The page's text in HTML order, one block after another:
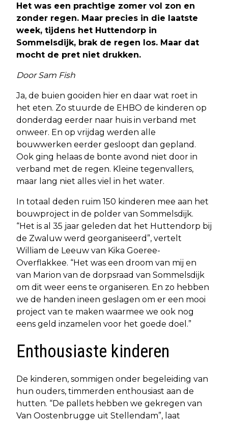
Het was een prachtige zomer vol zon en
zonder regen. Maar precies in die laatste
week, tijdens het Huttendorp in
Sommelsdijk, brak de regen los. Maar dat
mocht de pret niet drukken.
Door Sam Fish
Ja, de buien gooiden hier en daar wat roet in
het eten. Zo stuurde de EHBO de kinderen op
donderdag eerder naar huis in verband met
onweer. En op vrijdag werden alle
bouwwerken eerder gesloopt dan gepland.
Ook ging helaas de bonte avond niet door in
verband met de regen. Kleine tegenvallers,
maar lang niet alles viel in het water.
In totaal deden ruim 150 kinderen mee aan het
bouwproject in de polder van Sommelsdijk.
“Het is al 35 jaar geleden dat het Huttendorp bij
de Zwaluw werd georganiseerd”, vertelt
William de Leeuw van Kika Goeree-
Overflakkee. “Het was een droom van mij en
van Marion van de dorpsraad van Sommelsdijk
om dit weer eens te organiseren. En zo hebben
we de handen ineen geslagen om er een mooi
project van te maken waarmee we ook nog
eens geld inzamelen voor het goede doel.”
Enthousiaste kinderen
De kinderen, sommigen onder begeleiding van
hun ouders, timmerden enthousiast aan de
hutten. “De pallets hebben we gekregen van
Van Oostenbrugge uit Stellendam”, laat